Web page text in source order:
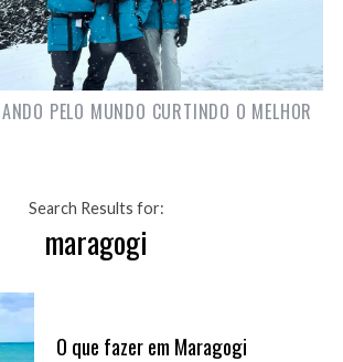
PELO MUNDO CURTINDO O MELHOR
Search Results for:
maragogi
O que fazer em Maragogi